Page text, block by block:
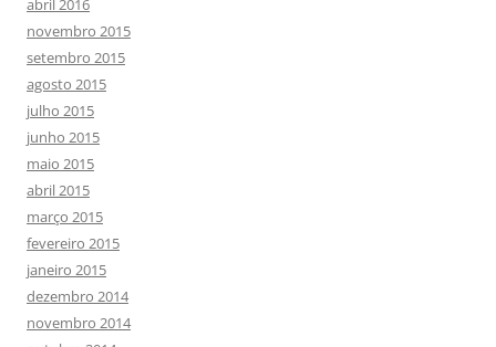
abril 2016
novembro 2015
setembro 2015
agosto 2015
julho 2015
junho 2015
maio 2015
abril 2015
março 2015
fevereiro 2015
janeiro 2015
dezembro 2014
novembro 2014